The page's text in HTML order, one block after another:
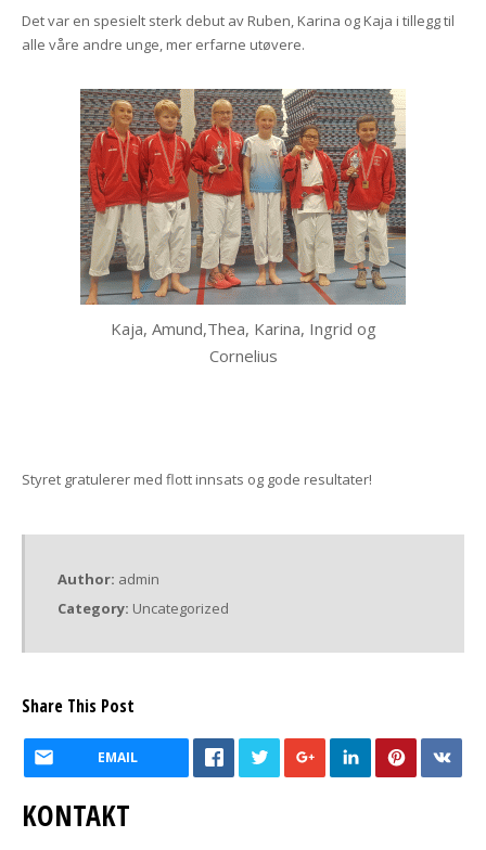
Det var en spesielt sterk debut av Ruben, Karina og Kaja i tillegg til
alle våre andre unge, mer erfarne utøvere.
Kaja, Amund,Thea, Karina, Ingrid og
Cornelius
Styret gratulerer med flott innsats og gode resultater!
Author: admin
Category: Uncategorized
Share This Post
EMAIL
KONTAKT